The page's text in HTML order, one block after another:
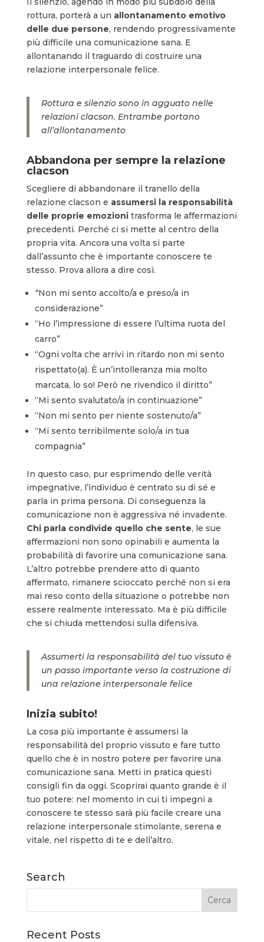
rottura, porterà a un allontanamento emotivo
delle due persone, rendendo progressivamente
più difficile una comunicazione sana. E
allontanando il traguardo di costruire una
relazione interpersonale felice.
Rottura e silenzio sono in agguato nelle
relazioni clacson. Entrambe portano
all’allontanamento
Abbandona per sempre la relazione
clacson
Scegliere di abbandonare il tranello della
relazione clacson e assumersi la responsabilità
delle proprie emozionitrasforma le affermazioni
precedenti. Perché ci si mette al centro della
propria vita. Ancora una volta si parte
dall’assunto che è importante conoscere te
stesso. Prova allora a dire così.
“Non mi sento accolto/a e preso/a in
considerazione”
“Ho l’impressione di essere l’ultima ruota del
carro”
“Ogni volta che arrivi in ritardo non mi sento
rispettato(a). È un’intolleranza mia molto
marcata, lo so! Però ne rivendico il diritto”
“Mi sento svalutato/a in continuazione”
“Non mi sento per niente sostenuto/a”
“Mi sento terribilmente solo/a in tua
compagnia”
In questo caso, pur esprimendo delle verità
impegnative, l’individuo è centrato su di sé e
parla in prima persona. Di conseguenza la
comunicazione non è aggressiva né invadente.
Chi parla condivide quello che sente, le sue
affermazioni non sono opinabili e aumenta la
probabilità di favorire una comunicazione sana.
L’altro potrebbe prendere atto di quanto
affermato, rimanere scioccato perché non si era
mai reso conto della situazione o potrebbe non
essere realmente interessato. Ma è più difficile
che si chiuda mettendosi sulla difensiva.
Assumerti la responsabilità del tuo vissuto è
un passo importante verso la costruzione di
una relazione interpersonale felice
Inizia subito!
La cosa più importante è assumersi la
responsabilità del proprio vissuto e fare tutto
quello che è in nostro potere per favorire una
comunicazione sana. Metti in pratica questi
consigli fin da oggi. Scoprirai quanto grande è il
tuo potere: nel momento in cui ti impegni a
conoscere te stesso sarà più facile creare una
relazione interpersonale stimolante, serena e
vitale, nel rispetto di te e dell’altro.
Search
Recent Posts